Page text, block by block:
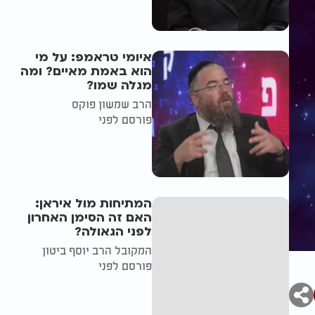
איומי טראמפ: על מי
הוא באמת מאיים? ומה
מגלה שמו?
הרב שמשון פוקס
פורסם לפני
המתיחות מול איראן:
האם זה הסימן האחרון
לפני הגאולה?
המקובל הרב יוסף ביטון
פורסם לפני